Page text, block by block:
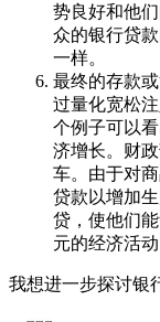
势良好和他
众的银行贷
一样。
最终的存款
过量化宽松
个例子可以
济增长。财
车。由于对
贷款以增加
贷，使他们
元的经济活
我想进一步探讨银